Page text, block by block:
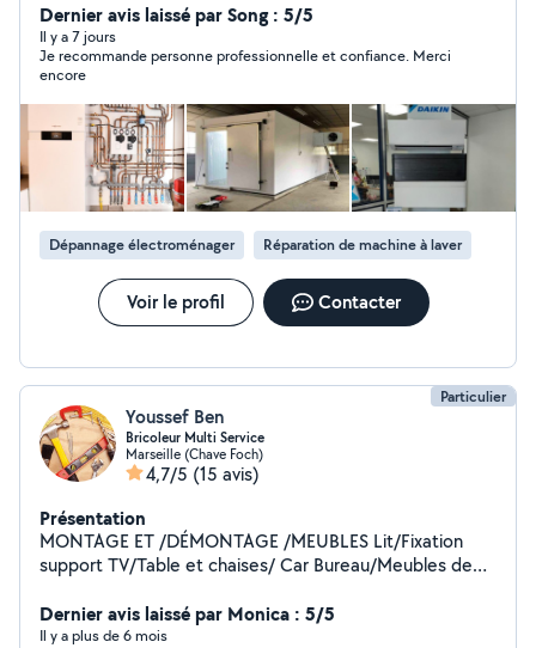
Appareils de refroidissement et congélation plomberie
chaudière Chauffage Four électrique Peintre/plaquiste
multiservices » étanchéité installation nouvelle cuisine
Dernier avis laissé par Song : 5/5
Il y a 7 jours
Je recommande personne professionnelle et confiance. Merci
encore
Dépannage électroménager Réparation de machine à laver
Voir le profil Contacter
Particulier
Youssef Ben
Bricoleur Multi Service
Marseille (Chave Foch)
4,7/5 (15 avis)
Présentation
MONTAGE ET /DÉMONTAGE /MEUBLES Lit/Fixation
support TV/Table et chaises/ Car Bureau/Meubles de
TV/buffet/Living/ Dressin Placards/Armoire *Joint
silicone les salle de bain *Nettoyage joint de carlage de
Dernier avis laissé par Monica : 5/5
Il y a plus de 6 mois